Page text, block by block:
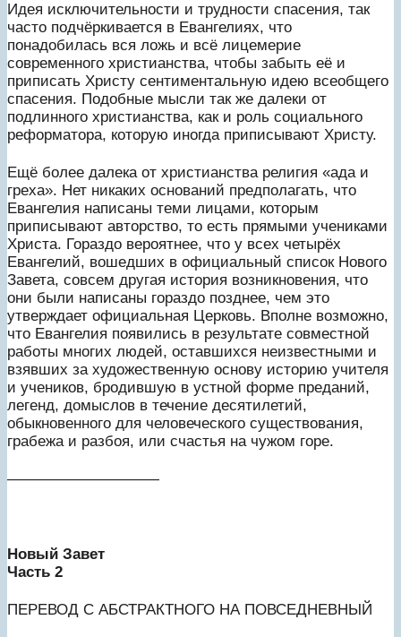
Идея исключительности и трудности спасения, так
часто подчёркивается в Евангелиях, что
понадобилась вся ложь и всё лицемерие
современного христианства, чтобы забыть её и
приписать Христу сентиментальную идею всеобщего
спасения. Подобные мысли так же далеки от
подлинного христианства, как и роль социального
реформатора, которую иногда приписывают Христу.
Ещё более далека от христианства религия «ада и
греха». Нет никаких оснований предполагать, что
Евангелия написаны теми лицами, которым
приписывают авторство, то есть прямыми учениками
Христа. Гораздо вероятнее, что у всех четырёх
Евангелий, вошедших в официальный список Нового
Завета, совсем другая история возникновения, что
они были написаны гораздо позднее, чем это
утверждает официальная Церковь. Вполне возможно,
что Евангелия появились в результате совместной
работы многих людей, оставшихся неизвестными и
взявших за художественную основу историю учителя
и учеников, бродившую в устной форме преданий,
легенд, домыслов в течение десятилетий,
обыкновенного для человеческого существования,
грабежа и разбоя, или счастья на чужом горе.
——————————
Новый Завет
Часть 2
ПЕРЕВОД С АБСТРАКТНОГО НА ПОВСЕДНЕВНЫЙ